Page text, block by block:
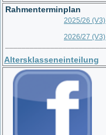
Rahmenterminplan
2025/26 (V3)
2026/27 (V3)
Altersklasseneinteilung